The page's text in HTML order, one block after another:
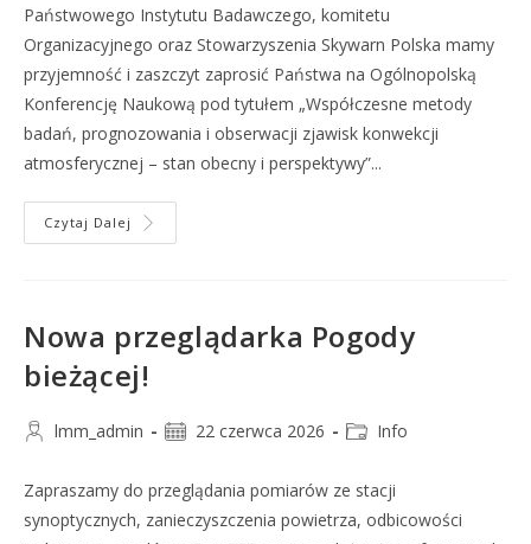
Państwowego Instytutu Badawczego, komitetu
Organizacyjnego oraz Stowarzyszenia Skywarn Polska mamy
przyjemność i zaszczyt zaprosić Państwa na Ogólnopolską
Konferencję Naukową pod tytułem „Współczesne metody
badań, prognozowania i obserwacji zjawisk konwekcji
atmosferycznej – stan obecny i perspektywy”...
Czytaj Dalej
Nowa przeglądarka Pogody
bieżącej!
lmm_admin 22 czerwca 2026 Info
Zapraszamy do przeglądania pomiarów ze stacji
synoptycznych, zanieczyszczenia powietrza, odbicowości